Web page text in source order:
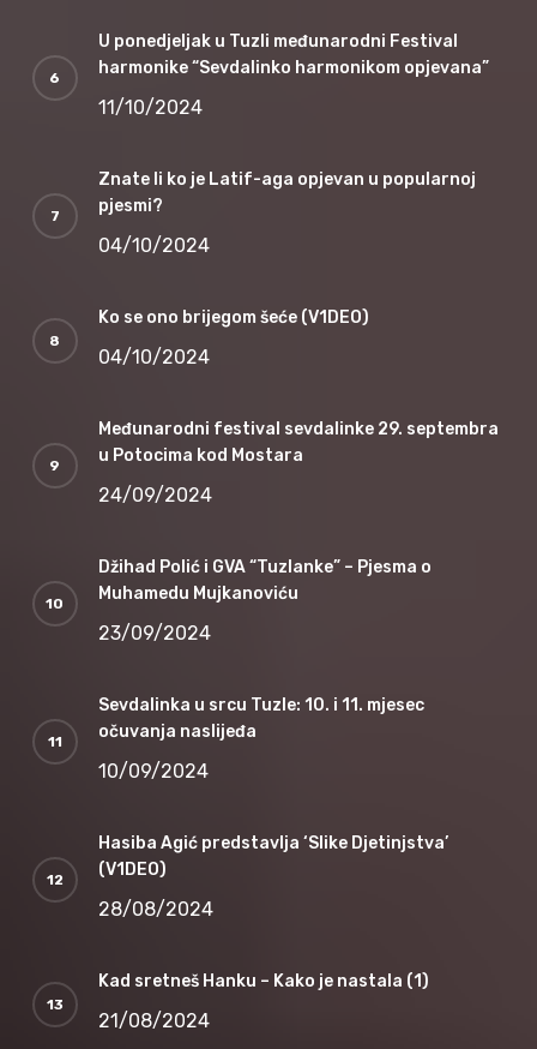
U ponedjeljak u Tuzli međunarodni Festival
harmonike “Sevdalinko harmonikom opjevana”
11/10/2024
Znate li ko je Latif-aga opjevan u popularnoj
pjesmi?
04/10/2024
Ko se ono brijegom šeće (V1DEO)
04/10/2024
Međunarodni festival sevdalinke 29. septembra
u Potocima kod Mostara
24/09/2024
Džihad Polić i GVA “Tuzlanke” – Pjesma o
Muhamedu Mujkanoviću
23/09/2024
Sevdalinka u srcu Tuzle: 10. i 11. mjesec
očuvanja naslijeđa
10/09/2024
Hasiba Agić predstavlja ‘Slike Djetinjstva’
(V1DEO)
28/08/2024
Kad sretneš Hanku – Kako je nastala (1)
21/08/2024